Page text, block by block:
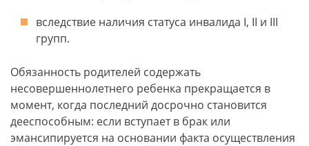
вследствие наличия статуса инвалида I, II и III
групп.
Обязанность родителей содержать
несовершеннолетнего ребенка прекращается в
момент, когда последний досрочно становится
дееспособным: если вступает в брак или
эмансипируется на основании факта осуществления